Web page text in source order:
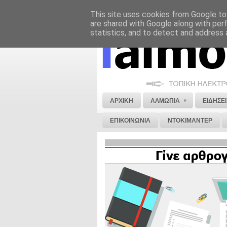
ΝΟΜΙΚΗ ΣΗΜΕΙΩΣΗ ΔΙΑΦΗΜΙΣΗ
ΑΡΧΙΚΗ ΑΛΜΩΠΙΑ »
ΕΠΙΚΟΙΝΩΝΙΑ ΝΤΟΚΙΜΑΝΤΕΡ
This site uses cookies from Google
are shared with Google along with
statistics, and to detect and address